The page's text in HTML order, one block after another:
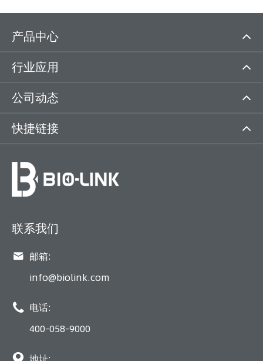
产品中心
行业应用
公司动态
快捷链接
联系我们
 邮箱:
info@biolink.com
 电话:
400-058-9000